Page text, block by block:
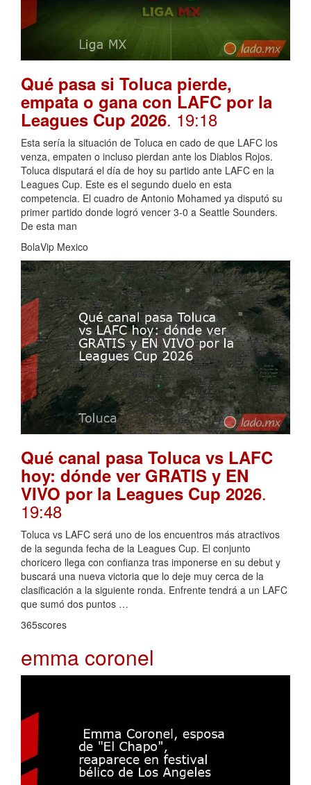
Qué pasa si Toluca pierde,
empata o gana con LAFC por la
Leagues Cup 2026. 19:18
Esta sería la situación de Toluca en cado de que LAFC los
venza, empaten o incluso pierdan ante los Diablos Rojos.
Toluca disputará el día de hoy su partido ante LAFC en la
Leagues Cup. Este es el segundo duelo en esta
competencia. El cuadro de Antonio Mohamed ya disputó su
primer partido donde logró vencer 3-0 a Seattle Sounders.
De esta man
BolaVip Mexico
Qué canal pasa Toluca vs LAFC
hoy: dónde ver GRATIS y EN
VIVO por la Leagues Cup 2026.
19:48
Toluca vs LAFC será uno de los encuentros más atractivos
de la segunda fecha de la Leagues Cup. El conjunto
choricero llega con confianza tras imponerse en su debut y
buscará una nueva victoria que lo deje muy cerca de la
clasificación a la siguiente ronda. Enfrente tendrá a un LAFC
que sumó dos puntos …
365scores
emma coronel